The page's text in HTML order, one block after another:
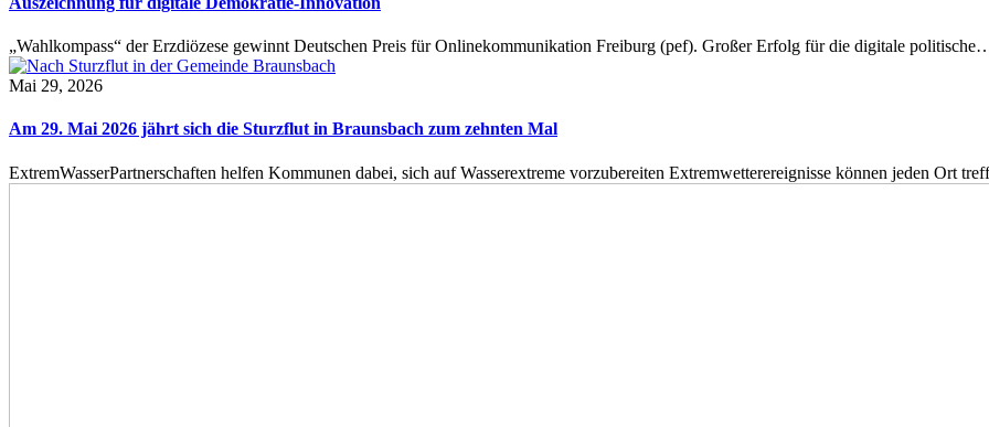
„Wahlkompass“ der Erzdiözese gewinnt Deutschen Preis für Onlinekommunikation Freiburg (pef). Großer Erfolg für die digitale
Mai 29, 2026
Am 29. Mai 2026 jährt sich die Sturzflut in Braunsbach zum zehnten Mal
ExtremWasserPartnerschaften helfen Kommunen dabei, sich auf Wasserextreme vorzubereiten Extremwetterereignisse können jeden Ort